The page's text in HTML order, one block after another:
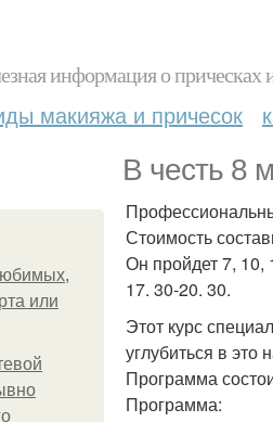
информация о прическах
макияжа и причесок
В честь 8
или
Стоимость
Он пройдет 7, 10,
17. 30-20. 30.
Этот курс
углубиться в
Программа
Программа: